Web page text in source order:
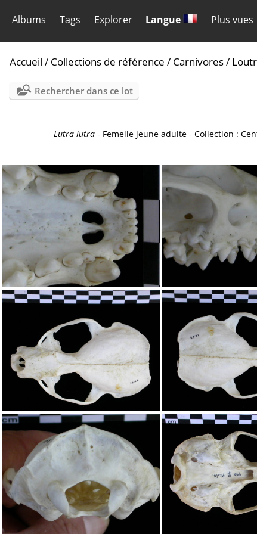
Albums Tags Explorer Langue Plus vues
Accueil / Collections de référence / Carnivores/
Rechercher dans ce lot
Lutra lutra - Femelle jeune adulte - Collection :
Crâne : os incisif Crâne : os
Crâne : vue frontale Crâne : vue